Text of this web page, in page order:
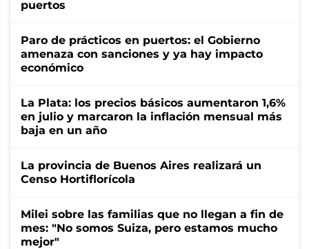
puertos
Paro de prácticos en puertos: el Gobierno
amenaza con sanciones y ya hay impacto
económico
La Plata: los precios básicos aumentaron 1,6%
en julio y marcaron la inflación mensual más
baja en un año
La provincia de Buenos Aires realizará un
Censo Hortiflorícola
Milei sobre las familias que no llegan a fin de
mes: "No somos Suiza, pero estamos mucho
mejor"